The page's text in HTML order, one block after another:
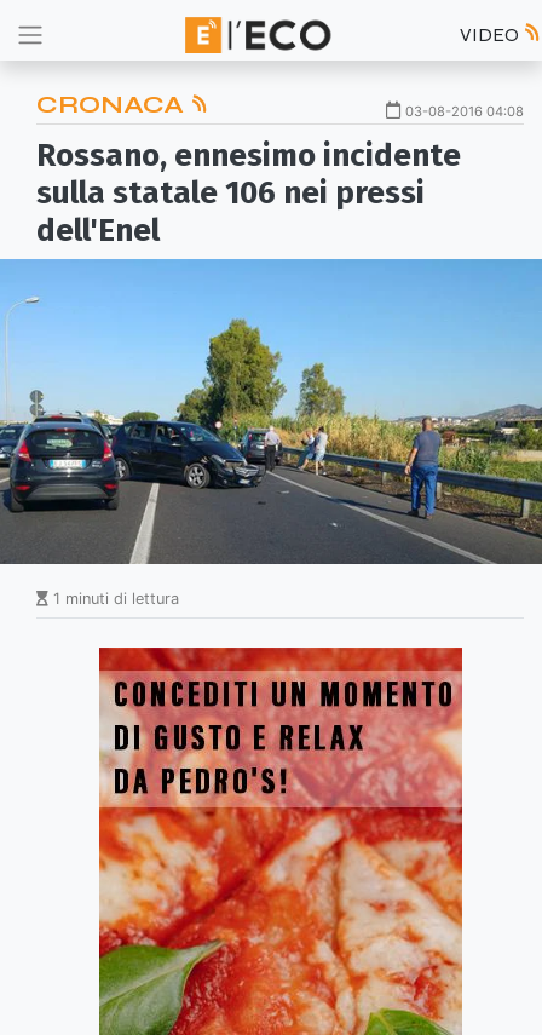
VIDEO
CRONACA 03-08-2016 04:08
Rossano, ennesimo incidente
sulla statale 106 nei pressi
dell'Enel
1 minuti di lettura